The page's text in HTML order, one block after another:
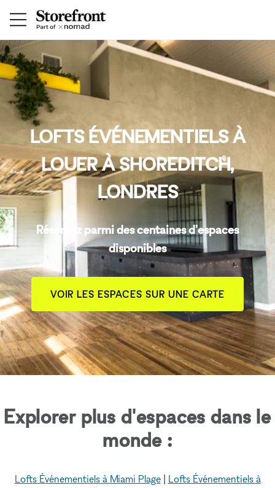
LOFTS ÉVÉNEMENTIELS À
LOUER À SHOREDITCH,
LONDRES
Réservez parmi des centaines d'espaces
disponibles
VOIR LES ESPACES SUR UNE CARTE
Explorer plus d'espaces dans le
monde :
Lofts Événementiels à Miami Plage| Lofts Événementiels à